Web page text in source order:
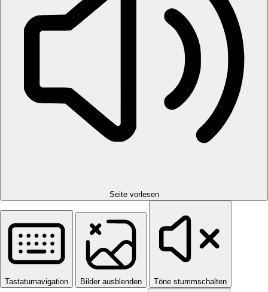
Seite vorlesen
Tastaturnavigation Bilder ausblenden Töne stummschalten